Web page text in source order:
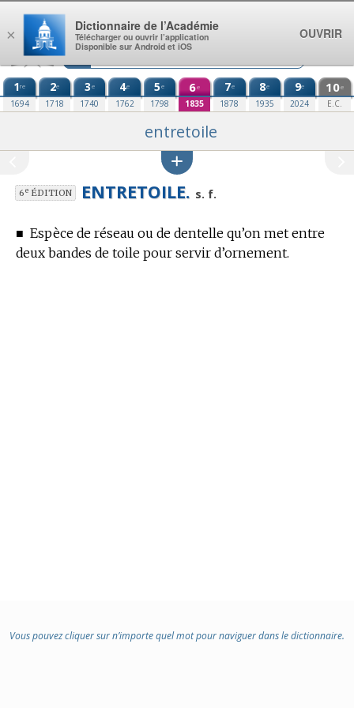
Aller au contenu
1re
1694
2e
1718
3e
1740
4e
1762
5e
1798
6e
1835
7e
1878
8e
1935
9e
2024
10e
E.C.
entretoile
6eÉDITION ENTRETOILE. s. f.
■ Espèce de réseau ou de dentelle qu’on met entre
deux bandes de toile pour servir d’ornement.
Vous pouvez cliquer sur n’importe quel mot pour naviguer dans le dictionnaire.
×
Dictionnaire de l’Académie
Télécharger ou ouvrir l’application
Disponible sur Android et iOS
OUVRIR